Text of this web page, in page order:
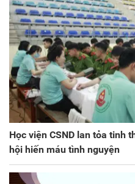
Học viện CSND lan tỏa tinh
hội hiến máu tình nguyện